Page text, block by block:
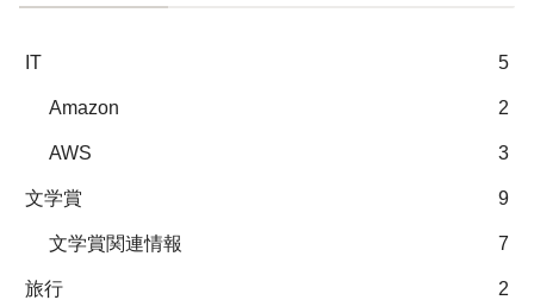
IT 5
Amazon 2
AWS 3
文学賞 9
文学賞関連情報 7
旅行 2